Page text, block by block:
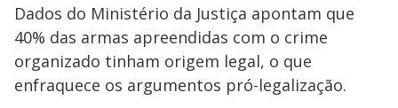
Dados do Ministério da Justiça apontam que
40% das armas apreendidas com o crime
organizado tinham origem legal, o que
enfraquece os argumentos pró-legalização.